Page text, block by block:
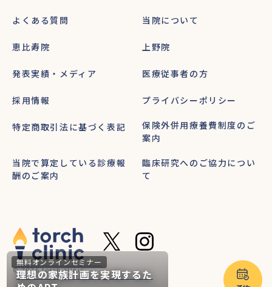
無料オンラインセミナー
理想の家族計画を実現するた
よくある質問 当院について
恵比寿院 上野院
発表実績・メディア 医療従事者の方
採用情報 プライバシーポリシー
特定商取引法に基づく表記
保険外併用療養費制度のご
案内
当院で算定している診療報
酬のご案内
臨床研究へのご協力につい
て
© 2026 torch clinic